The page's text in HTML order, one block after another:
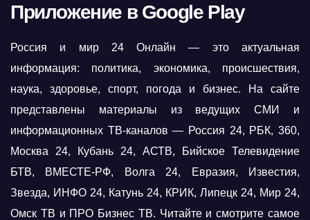
Приложение в Google Play
Россия и мир 24 Онлайн — это актуальная
информация: политика, экономика, происшествия,
наука, здоровье, спорт, погода и бизнес. На сайте
представлены материалы из ведущих СМИ и
информационных ТВ-каналов — Россия 24, РБК, 360,
Москва 24, Кубань 24, АСТВ, Бийское Телевидение
БТВ, ВМЕСТЕ-РФ, Волга 24, Евразия, Известия,
Звезда, ИНФО 24, Катунь 24, КРИК, Липецк 24, Мир 24,
Омск ТВ и ПРО Бизнес ТВ. Читайте и смотрите самое